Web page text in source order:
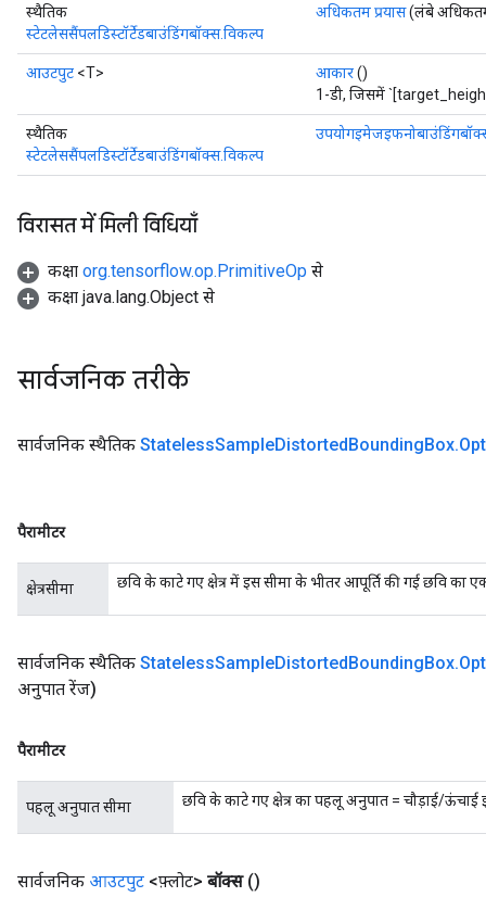
स्थैतिक
स्टेटलेससैंपलडिस्टॉर्टेडबाउंडिंगबॉक्स.विकल्प
अधिकतम प्रयास(लंबे अधिकतम
आउटपुट <T> आकार()
1-डी, जिसमें
स्थैतिक
स्टेटलेससैंपलडिस्टॉर्टेडबाउंडिंगबॉक्स.विकल्प
विरासत में मिली विधियाँ
कक्षा org.tensorflow.op.PrimitiveOp से
कक्षा java.lang.Object से
सार्वजनिक तरीके
सार्वजनिक स्थैतिक StatelessSampleDistortedBoundingBox.
पैरामीटर
क्षेत्रसीमा छवि के काटे गए क्षेत्र में इस सीमा के भीतर आपूर्ति की गई छवि का
सार्वजनिक स्थैतिक StatelessSampleDistortedBoundingBox.
अनुपात रेंज)
पैरामीटर
पहलू अनुपात सीमा छवि के काटे गए क्षेत्र का पहलू अनुपात = चौड़ाई/ऊंचाई
सार्वजनिक आउटपुट <फ़्लोट> बॉक्स ()